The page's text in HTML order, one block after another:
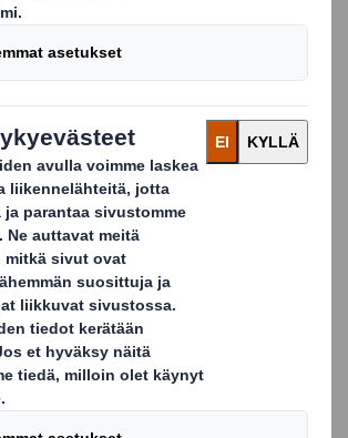
näyttelyvieras pääsee
tuoretuotteille
jotka on
tuotteita, tehostamaan
kiertotaloutta.
turvallisesti